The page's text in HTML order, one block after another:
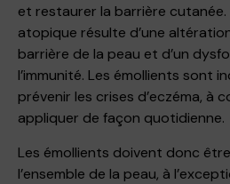
et restaurer la barrière
atopique résulte d’une
barrière de la peau et d’un
l’immunité. Les émollients sont
prévenir les crises d’eczéma, à
appliquer de façon quotidienne.
Les émollients doivent donc
l’ensemble de la peau, à